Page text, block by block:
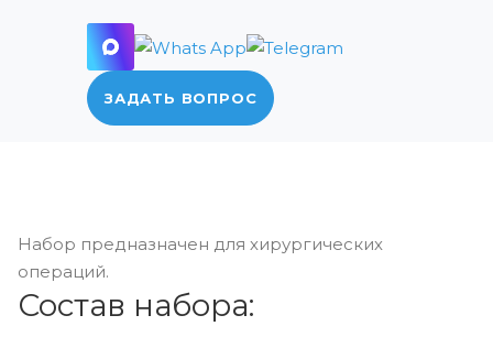
ЗАДАТЬ ВОПРОС
Набор предназначен для хирургических
операций.
Состав набора: